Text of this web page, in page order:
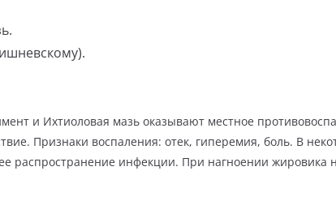
и Ихтиоловая мазь оказывают местное
Признаки воспаления: отек, гиперемия, боль. В
распространение инфекции. При нагноении жировика